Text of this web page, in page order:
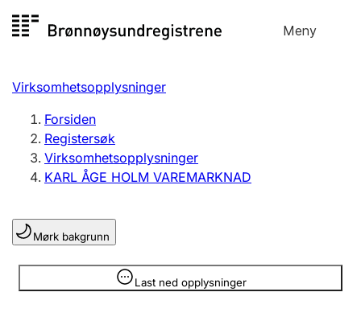
til
Meny
Registersøk
Aksjeselskap
Enkeltpersonforetak
Registrere, endre, slette
Lag og forening
Registrere, endre, slette
Virksomhetsopplysninger
Forsiden
Registersøk
Virksomhetsopplysninger
KARL ÅGE HOLM VAREMARKNAD
Mørk bakgrunn
Last ned opplysninger
Opplysninger er skjult